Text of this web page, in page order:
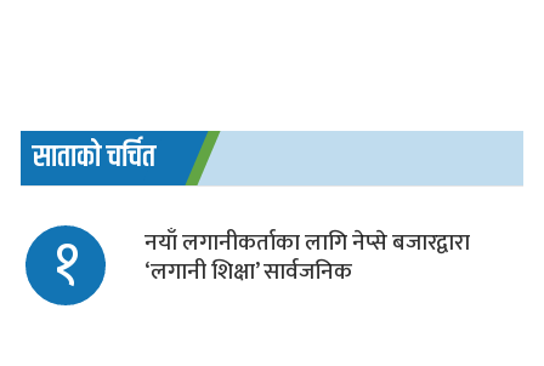
साताको चर्चित
१ नयाँ लगानीकर्ताका लागि नेप्से बजारद्वारा
‘लगानी शिक्षा’ सार्वजनिक